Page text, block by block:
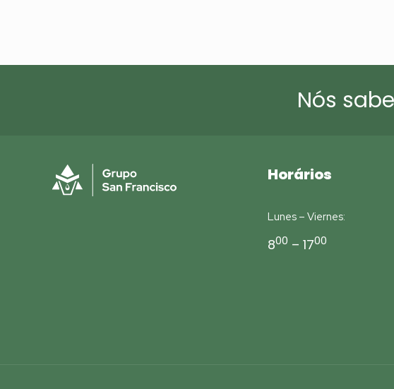
Nós
Horários
Lunes – Viernes:
800 – 1700